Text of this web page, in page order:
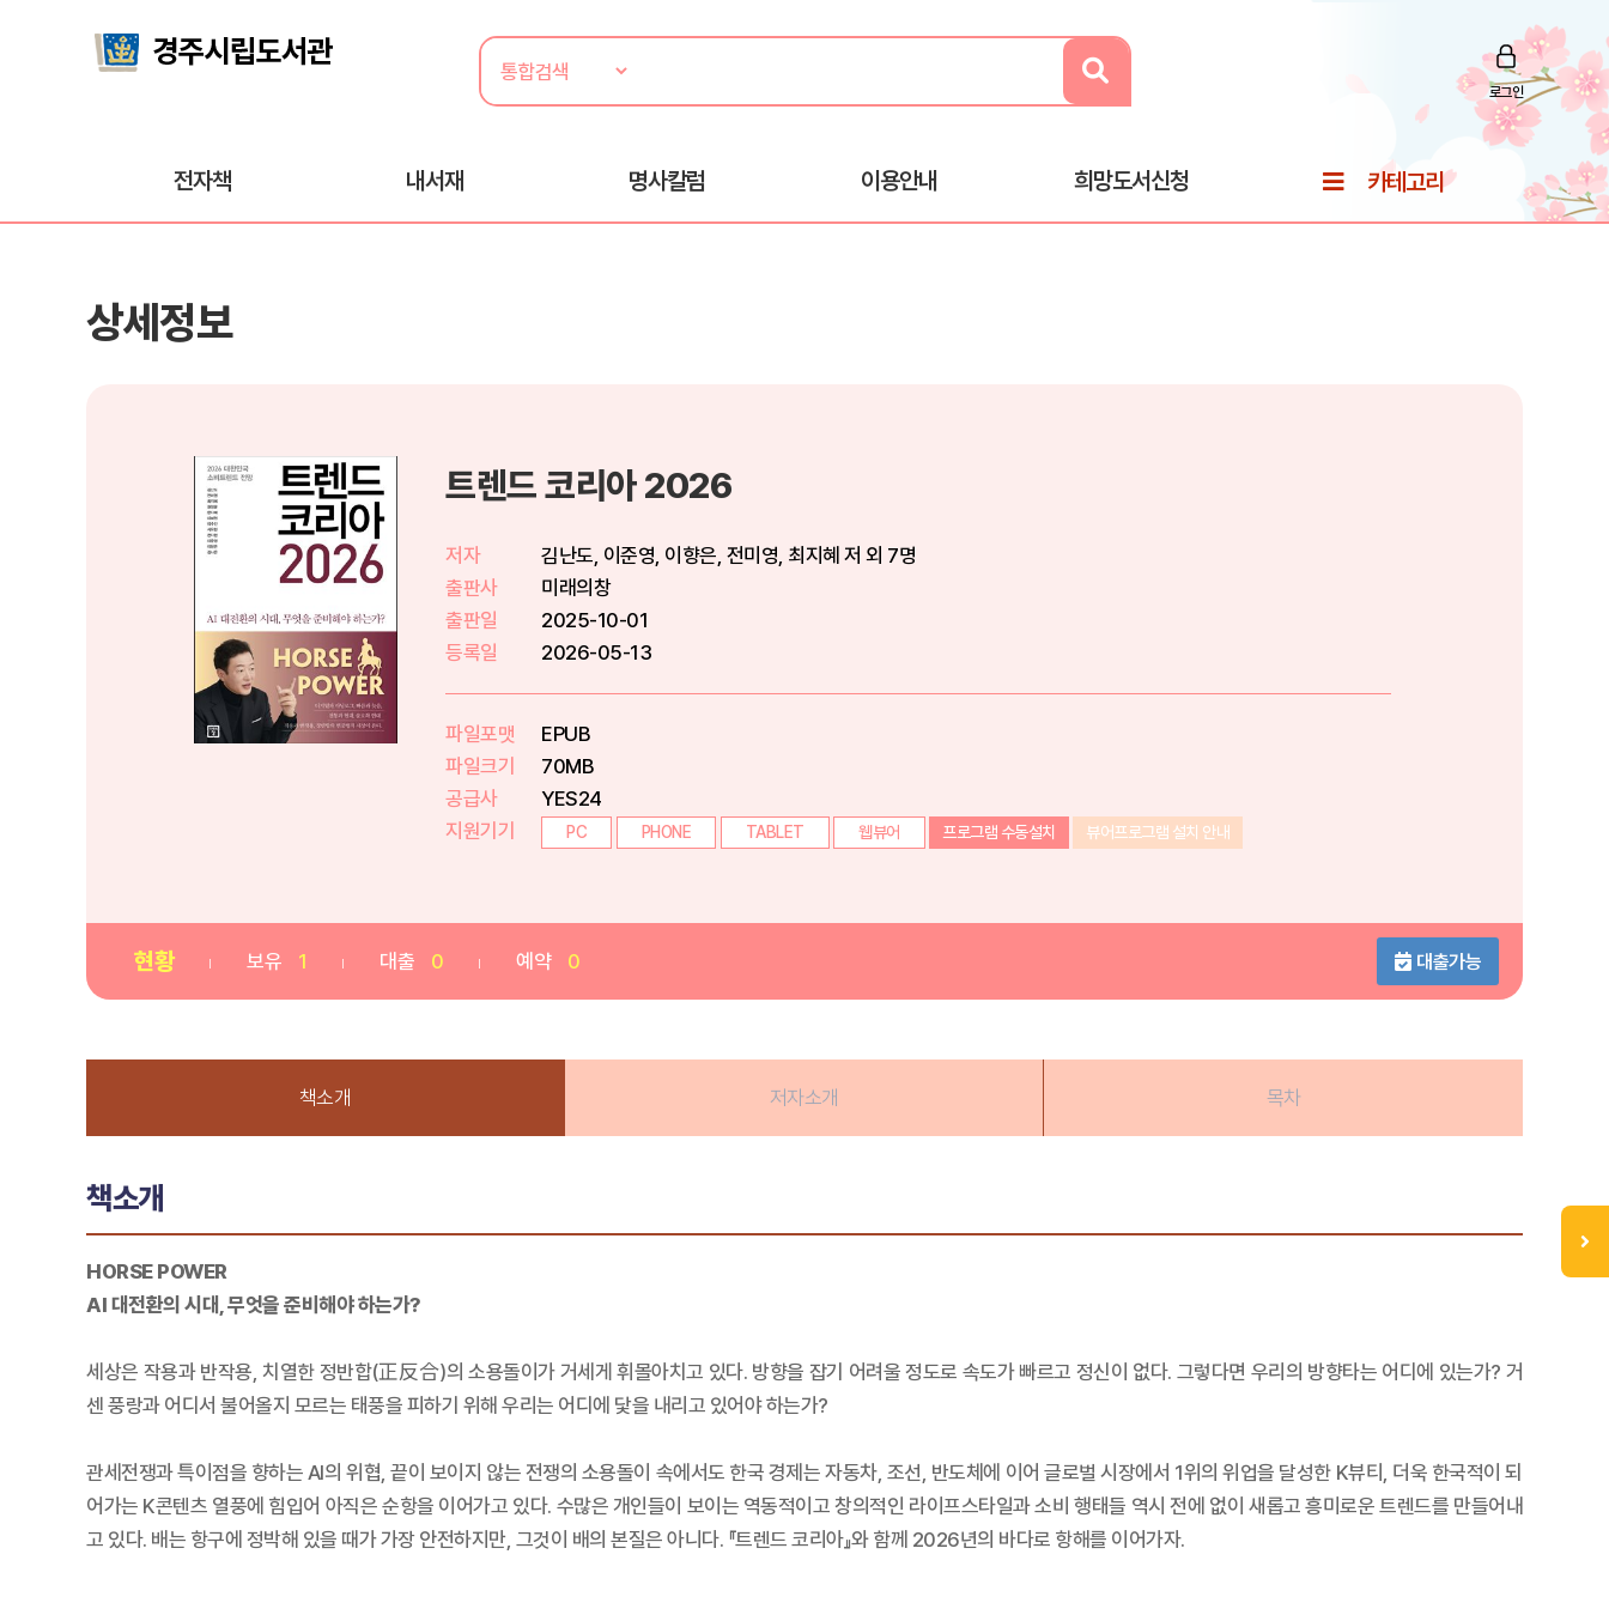
로그인
전자책 내서재 명사칼럼 이용안내 희망도서신청 카테고리
상세정보
트렌드 코리아 2026
저자
김난도, 이준영, 이향은, 전미영, 최지혜 저 외 7명
출판사
미래의창
출판일
2025-10-01
등록일
2026-05-13
파일포맷
EPUB
파일크기
70MB
공급사
YES24
지원기기
PC PHONE TABLET 웹뷰어 프로그램 수동설치 뷰어프로그램 설치 안내
현황 보유 1 대출 0 예약 0 대출가능
책소개 저자소개 목차
책소개
HORSE POWER
AI 대전환의 시대, 무엇을 준비해야 하는가?
세상은 작용과 반작용, 치열한 정반합(正反合)의 소용돌이가 거세게 휘몰아치고 있다. 방향을 잡기 어려울 정도로 속도가 빠르고 정신이 없다. 그렇다면 우리의 방향타는 어디에 있는가? 거
센 풍랑과 어디서 불어올지 모르는 태풍을 피하기 위해 우리는 어디에 닻을 내리고 있어야 하는가?
관세전쟁과 특이점을 향하는 AI의 위협, 끝이 보이지 않는 전쟁의 소용돌이 속에서도 한국 경제는 자동차, 조선, 반도체에 이어 글로벌 시장에서 1위의 위업을 달성한 K뷰티, 더욱 한국적이 되
어가는 K콘텐츠 열풍에 힘입어 아직은 순항을 이어가고 있다. 수많은 개인들이 보이는 역동적이고 창의적인 라이프스타일과 소비 행태들 역시 전에 없이 새롭고 흥미로운 트렌드를 만들어내
고 있다. 배는 항구에 정박해 있을 때가 가장 안전하지만, 그것이 배의 본질은 아니다. 『트렌드 코리아』와 함께 2026년의 바다로 항해를 이어가자.